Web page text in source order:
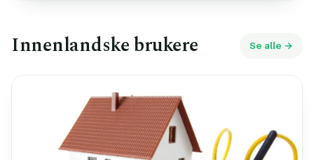
Innenlandske brukere Se alle →